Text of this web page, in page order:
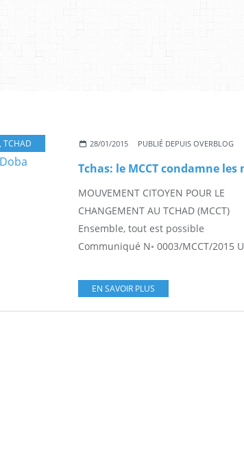
, TCHAD 28/01/2015 PUBLIÉ DEPUIS OVERBLOG
MOUVEMENT CITOYEN POUR LE
CHANGEMENT AU TCHAD (MCCT)
Ensemble, tout est possible
Communiqué N◦ 0003/MCCT/2015
EN SAVOIR PLUS